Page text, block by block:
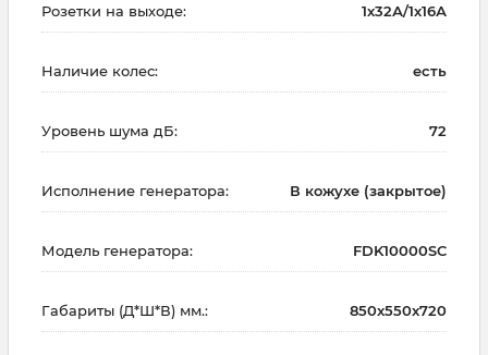
Розетки на выходе: 1х32А/1х16А
Наличие колес: есть
Уровень шума дБ: 72
Исполнение генератора: В кожухе (закрытое)
Модель генератора: FDK10000SC
Габариты (Д*Ш*В) мм.: 850x550x720